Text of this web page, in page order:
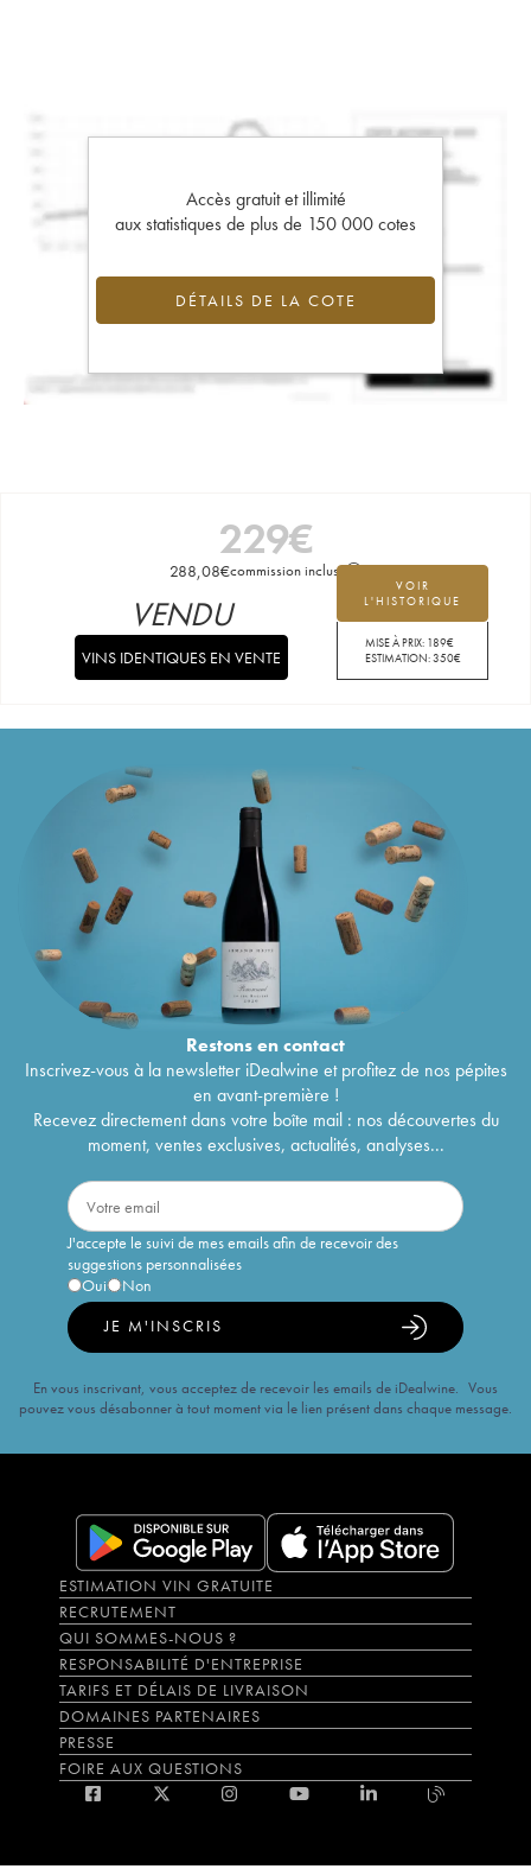
Accès gratuit et illimité
aux statistiques de plus de 150 000 cotes
DÉTAILS DE LA COTE
229€
288,08€commission incluse
VOIR
L'HISTORIQUE
MISE À PRIX: 189€
ESTIMATION:350€
VENDU
VINS IDENTIQUES EN VENTE
Restons encontact
Inscrivez-vous à la newsletter iDealwine et profitez de nos pépites
en avant-première !
Recevez directement dans votre boîte mail : nos découvertes du
moment, ventes exclusives, actualités, analyses...
J'accepte le suivi de mes emails afin de recevoir des
suggestions personnalisées
Oui
Non
JE M'INSCRIS
En vous inscrivant, vous acceptez de recevoir les emails de iDealwine. Vous
pouvez vous désabonner à tout moment via le lien présent dans chaque message.
ESTIMATION VIN GRATUITE
RECRUTEMENT
QUI SOMMES-NOUS ?
RESPONSABILITÉ D'ENTREPRISE
TARIFS ET DÉLAIS DE LIVRAISON
DOMAINES PARTENAIRES
PRESSE
FOIRE AUX QUESTIONS